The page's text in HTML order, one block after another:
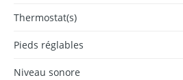
Thermostat(s)
Pieds réglables
Niveau sonore